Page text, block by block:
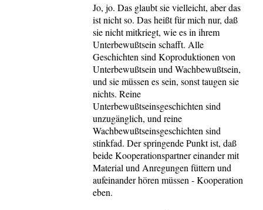
Jo, jo. Das glaubt sie vielleicht, aber das
ist nicht so. Das heißt für mich nur, daß
sie nicht mitkriegt, wie es in ihrem
Unterbewußtsein schafft. Alle
Geschichten sind Koproduktionen von
Unterbewußtsein und Wachbewußtsein,
und sie müssen es sein, sonst taugen sie
nichts. Reine
Unterbewußtseinsgeschichten sind
unzugänglich, und reine
Wachbewußtseinsgeschichten sind
stinkfad. Der springende Punkt ist, daß
beide Kooperationspartner einander mit
Material und Anregungen füttern und
aufeinander hören müssen - Kooperation
eben.